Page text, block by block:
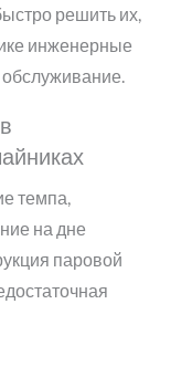
решить их,
инженерные
темпа,
на дне
паровой